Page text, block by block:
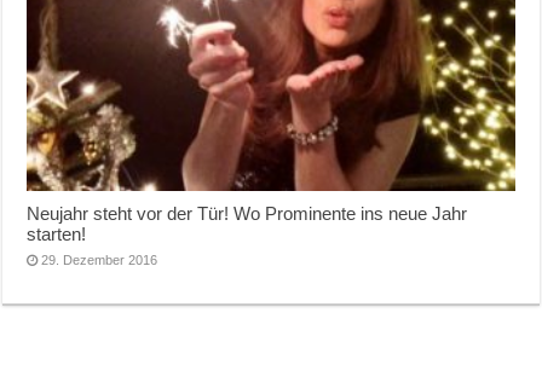
Neujahr steht vor der Tür! Wo Prominente ins neue Jahr
starten!
29. Dezember 2016